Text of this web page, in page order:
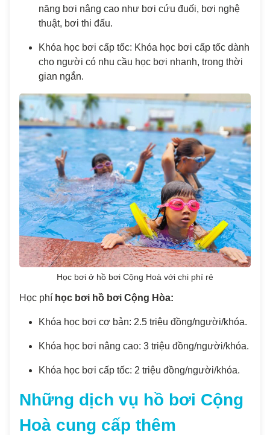
năng bơi nâng cao như bơi cứu đuối, bơi nghệ
thuật, bơi thi đấu.
Khóa học bơi cấp tốc: Khóa học bơi cấp tốc dành
cho người có nhu cầu học bơi nhanh, trong thời
gian ngắn.
Học bơi ở hồ bơi Cộng Hoà với chi phí rẻ
Học phí học bơi hồ bơi Cộng Hòa:
Khóa học bơi cơ bản: 2.5 triệu đồng/người/khóa.
Khóa học bơi nâng cao: 3 triệu đồng/người/khóa.
Khóa học bơi cấp tốc: 2 triệu đồng/người/khóa.
Những dịch vụ hồ bơi Cộng
Hoà cung cấp thêm